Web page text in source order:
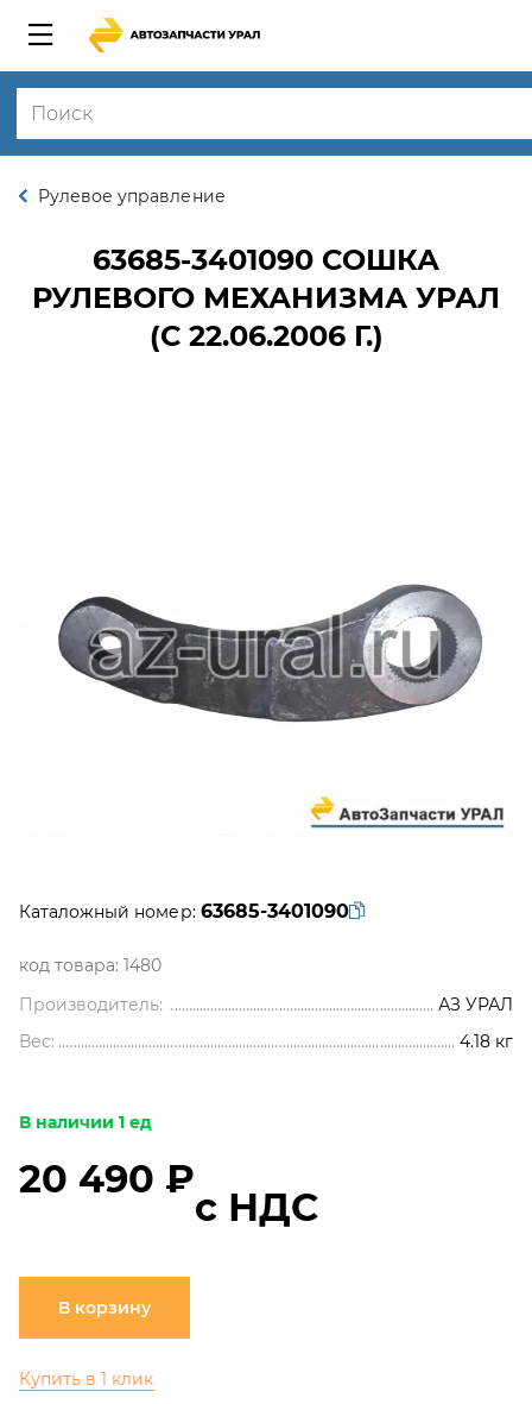
Рулевое управление
63685-3401090 СОШКА
РУЛЕВОГО МЕХАНИЗМА УРАЛ
(С 22.06.2006 Г.)
Каталожный номер: 63685-3401090
код товара: 1480
Производитель:
АЗ УРАЛ
Вес:
4.18 кг
В наличии 1 ед
20 490 ₽
с НДС
В корзину
Купить в 1 клик